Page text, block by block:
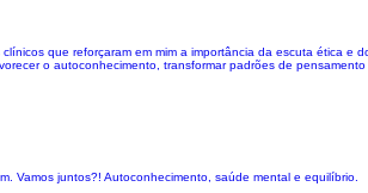
que reforçaram em mim a importância da escuta ética e
o autoconhecimento, transformar padrões de pensamento
Vamos juntos?! Autoconhecimento, saúde mental e equilíbrio.